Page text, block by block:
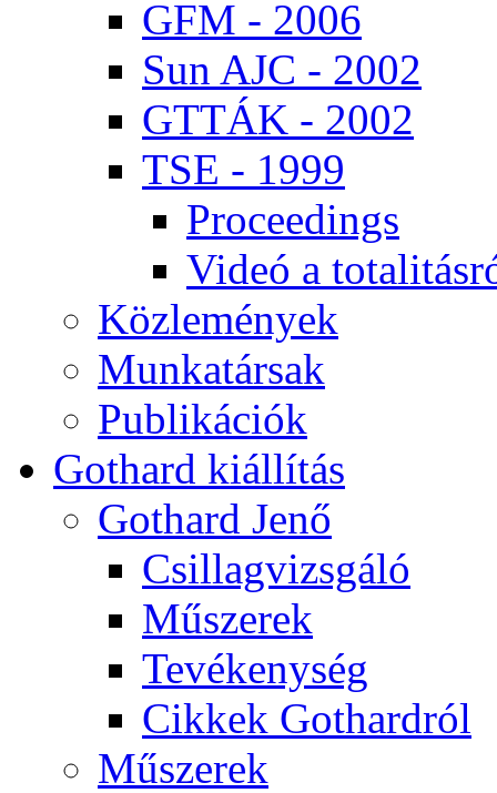
GFM - 2006
Sun AJC - 2002
GT­TÁK - 2002
TSE - 1999
Pro­ce­e­dings
Vi­deó a
Köz­le­mé­nyek
Mun­ka­tár­sak
Pub­li­ká­ci­ók
Got­hard ki­ál­lí­tás
Got­hard Je­nő
Csil­lag­vizs­gá­ló
Mű­sze­rek
Te­vé­keny­ség
Cik­kek Got­hard­ról
Mű­sze­rek